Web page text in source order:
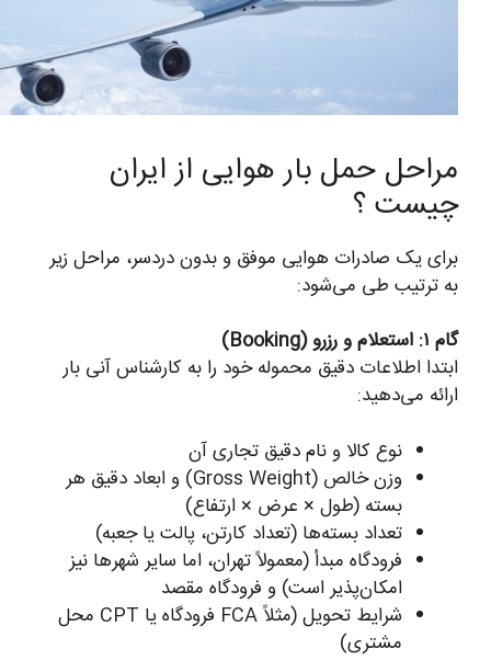
مراحل حمل بار هوایی از ایران
چیست ؟
برای یک صادرات هوایی موفق و بدون دردسر، مراحل زیر
به ترتیب طی می‌شود:
ابتدا اطلاعات دقیق محموله خود را به کارشناس آنی بار
ارائه می‌دهید:
نوع کالا و نام دقیق تجاری آن
وزن خالص (Gross Weight) و ابعاد دقیق هر
بسته (طول × عرض × ارتفاع)
تعداد بسته‌ها (تعداد کارتن، پالت یا جعبه)
فرودگاه مبدأ (معمولاً تهران، اما سایر شهرها نیز
امکان‌پذیر است) و فرودگاه مقصد
شرایط تحویل (مثلاً FCA فرودگاه یا CPT محل
مشتری)